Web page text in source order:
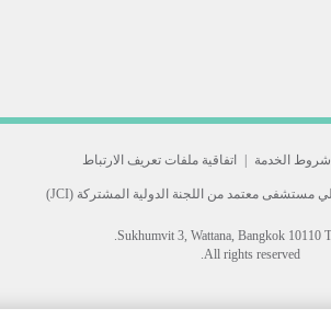
شروط الخدمة | اتفاقية ملفات تعريف الارتباط
مستشفى معتمد من اللجنة الدولية المشتركة (JCI)
All rights reserved.